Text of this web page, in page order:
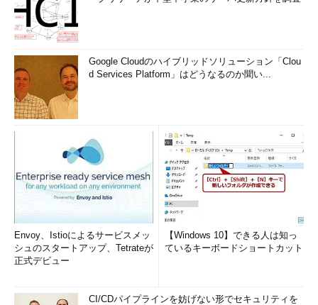
Google Cloudのハイブリッドソリューション「Clou
d Services Platform」はどうなるのか聞い...
Envoy、Istioによるサービスメッ
シュのスタートアップ、Tetrateが
正式デビュー
【Windows 10】できる人は知っ
ているキーボードショートカット
CI/CDパイプラインを妨げない形でセキュリティを